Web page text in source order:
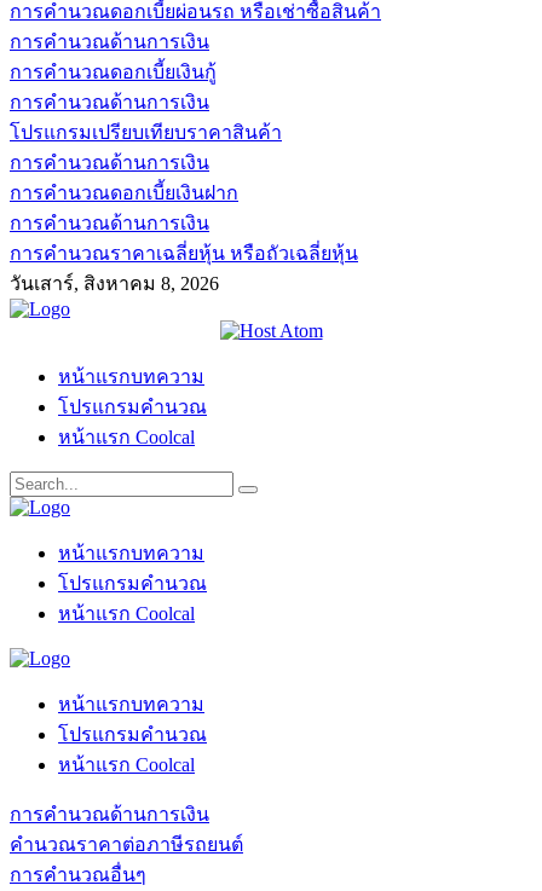
การคำนวณดอกเบี้ยผ่อนรถ หรือเช่าซื้อสินค้า
การคำนวณด้านการเงิน
การคำนวณดอกเบี้ยเงินกู้
การคำนวณด้านการเงิน
โปรแกรมเปรียบเทียบราคาสินค้า
การคำนวณด้านการเงิน
การคำนวณดอกเบี้ยเงินฝาก
การคำนวณด้านการเงิน
การคำนวณราคาเฉลี่ยหุ้น หรือถัวเฉลี่ยหุ้น
วันเสาร์, สิงหาคม 8, 2026
หน้าแรกบทความ
โปรแกรมคำนวณ
หน้าแรก Coolcal
หน้าแรกบทความ
โปรแกรมคำนวณ
หน้าแรก Coolcal
หน้าแรกบทความ
โปรแกรมคำนวณ
หน้าแรก Coolcal
การคำนวณด้านการเงิน
คำนวณราคาต่อภาษีรถยนต์
การคำนวณอื่นๆ